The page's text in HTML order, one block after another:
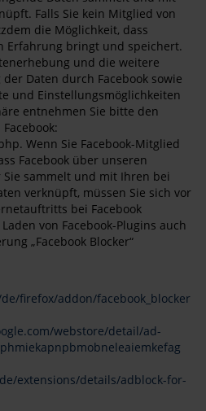
Falls Sie kein Mitglied von
die Möglichkeit, dass
Erfahrung bringt und speichert.
und die weitere
Daten durch Facebook sowie
und Einstellungsmöglichkeiten
entnehmen Sie bitte den
Wenn Sie Facebook-Mitglied
Facebook über unseren
sammelt und mit Ihren bei
verknüpft, müssen Sie sich vor
bei Facebook
von Facebook-Plugins auch
„Facebook Blocker“
firefox/addon/facebook_blocker
webstore/detail/ad-
extensions/details/adblock-for-